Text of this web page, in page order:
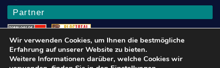
Partner
FIREFOX Blogarama - Blog Directory
Wir verwenden Cookies, um Ihnen die bestmögliche
Erfahrung auf unserer Website zu bieten.
Weitere Informationen darüber, welche Cookies wir